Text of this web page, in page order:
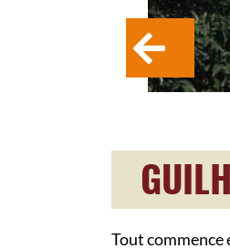
Tout commence